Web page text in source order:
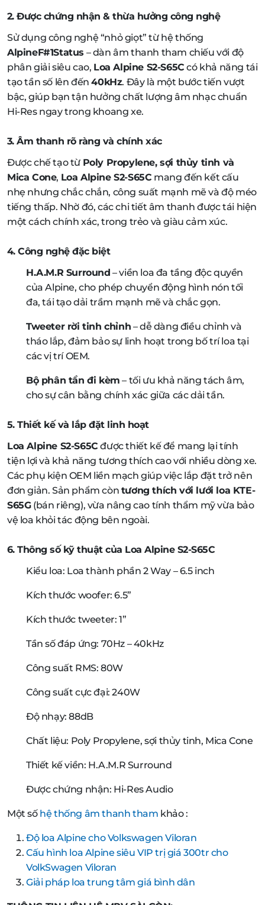
2. Được chứng nhận & thừa hưởng công nghệ
Sử dụng công nghệ “nhỏ giọt” từ hệ thống
AlpineF#1Status – dàn âm thanh tham chiếu với độ
phân giải siêu cao, Loa Alpine S2-S65C có khả năng tái
tạo tần số lên đến40kHz. Đây là một bước tiến vượt
bậc, giúp bạn tận hưởng chất lượng âm nhạc chuẩn
Hi-Res ngay trong khoang xe.
3. Âm thanh rõ ràng và chính xác
Được chế tạo từ Poly Propylene, sợi thủy tinh và
Mica Cone, Loa Alpine S2-S65C mang đến kết cấu
nhẹ nhưng chắc chắn, công suất mạnh mẽ và độ méo
tiếng thấp. Nhờ đó, các chi tiết âm thanh được tái hiện
một cách chính xác, trong trẻo và giàu cảm xúc.
4. Công nghệ đặc biệt
H.A.M.R Surround – viền loa đa tầng độc quyền
của Alpine, cho phép chuyển động hình nón tối
đa, tái tạo dải trầm mạnh mẽ và chắc gọn.
Tweeter rời tinh chỉnh – dễ dàng điều chỉnh và
tháo lắp, đảm bảo sự linh hoạt trong bố trí loa tại
các vị trí OEM.
Bộ phân tần đi kèm – tối ưu khả năng tách âm,
cho sự cân bằng chính xác giữa các dải tần.
5. Thiết kế và lắp đặt linh hoạt
Loa Alpine S2-S65C được thiết kế để mang lại tính
tiện lợi và khả năng tương thích cao với nhiều dòng xe.
Các phụ kiện OEM liền mạch giúp việc lắp đặt trở nên
đơn giản. Sản phẩm còn tương thích với lưới loa KTE-
S65G(bán riêng), vừa nâng cao tính thẩm mỹ vừa bảo
vệ loa khỏi tác động bên ngoài.
6. Thông số kỹ thuật của Loa Alpine S2-S65C
Kiểu loa: Loa thành phần 2 Way – 6.5 inch
Kích thước woofer: 6.5”
Kích thước tweeter: 1”
Tần số đáp ứng: 70Hz – 40kHz
Công suất RMS: 80W
Công suất cực đại: 240W
Độ nhạy: 88dB
Chất liệu: Poly Propylene, sợi thủy tinh, Mica Cone
Thiết kế viền: H.A.M.R Surround
Được chứng nhận: Hi-Res Audio
Một số hệ thống âm thanh tham khảo :
Độ loa Alpine cho Volkswagen Viloran
Cấu hình loa Alpine siêu VIP trị giá 300tr cho
VolkSwagen Viloran
Giải pháp loa trung tâm giá bình dân